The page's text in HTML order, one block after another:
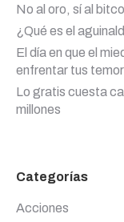
No al oro, sí al
¿Qué es el
El día en que el
enfrentar tus
Lo gratis cuesta
millones
Categorías
Acciones